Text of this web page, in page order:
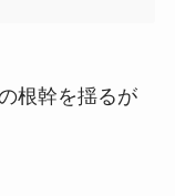
根幹を揺るが